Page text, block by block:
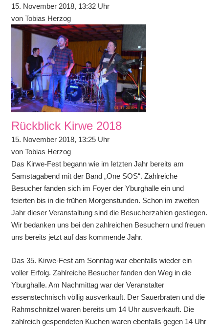
15. November 2018, 13:32 Uhr
von Tobias Herzog
Rückblick Kirwe 2018
15. November 2018, 13:25 Uhr
von Tobias Herzog
Das Kirwe-Fest begann wie im letzten Jahr bereits am
Samstagabend mit der Band „One SOS“. Zahlreiche
Besucher fanden sich im Foyer der Yburghalle ein und
feierten bis in die frühen Morgenstunden. Schon im zweiten
Jahr dieser Veranstaltung sind die Besucherzahlen gestiegen.
Wir bedanken uns bei den zahlreichen Besuchern und freuen
uns bereits jetzt auf das kommende Jahr.
Das 35. Kirwe-Fest am Sonntag war ebenfalls wieder ein
voller Erfolg. Zahlreiche Besucher fanden den Weg in die
Yburghalle. Am Nachmittag war der Veranstalter
essenstechnisch völlig ausverkauft. Der Sauerbraten und die
Rahmschnitzel waren bereits um 14 Uhr ausverkauft. Die
zahlreich gespendeten Kuchen waren ebenfalls gegen 14 Uhr